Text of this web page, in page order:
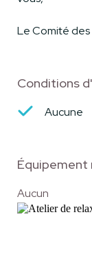
Le Comité des
Conditions
Aucune
Équipement
Aucun